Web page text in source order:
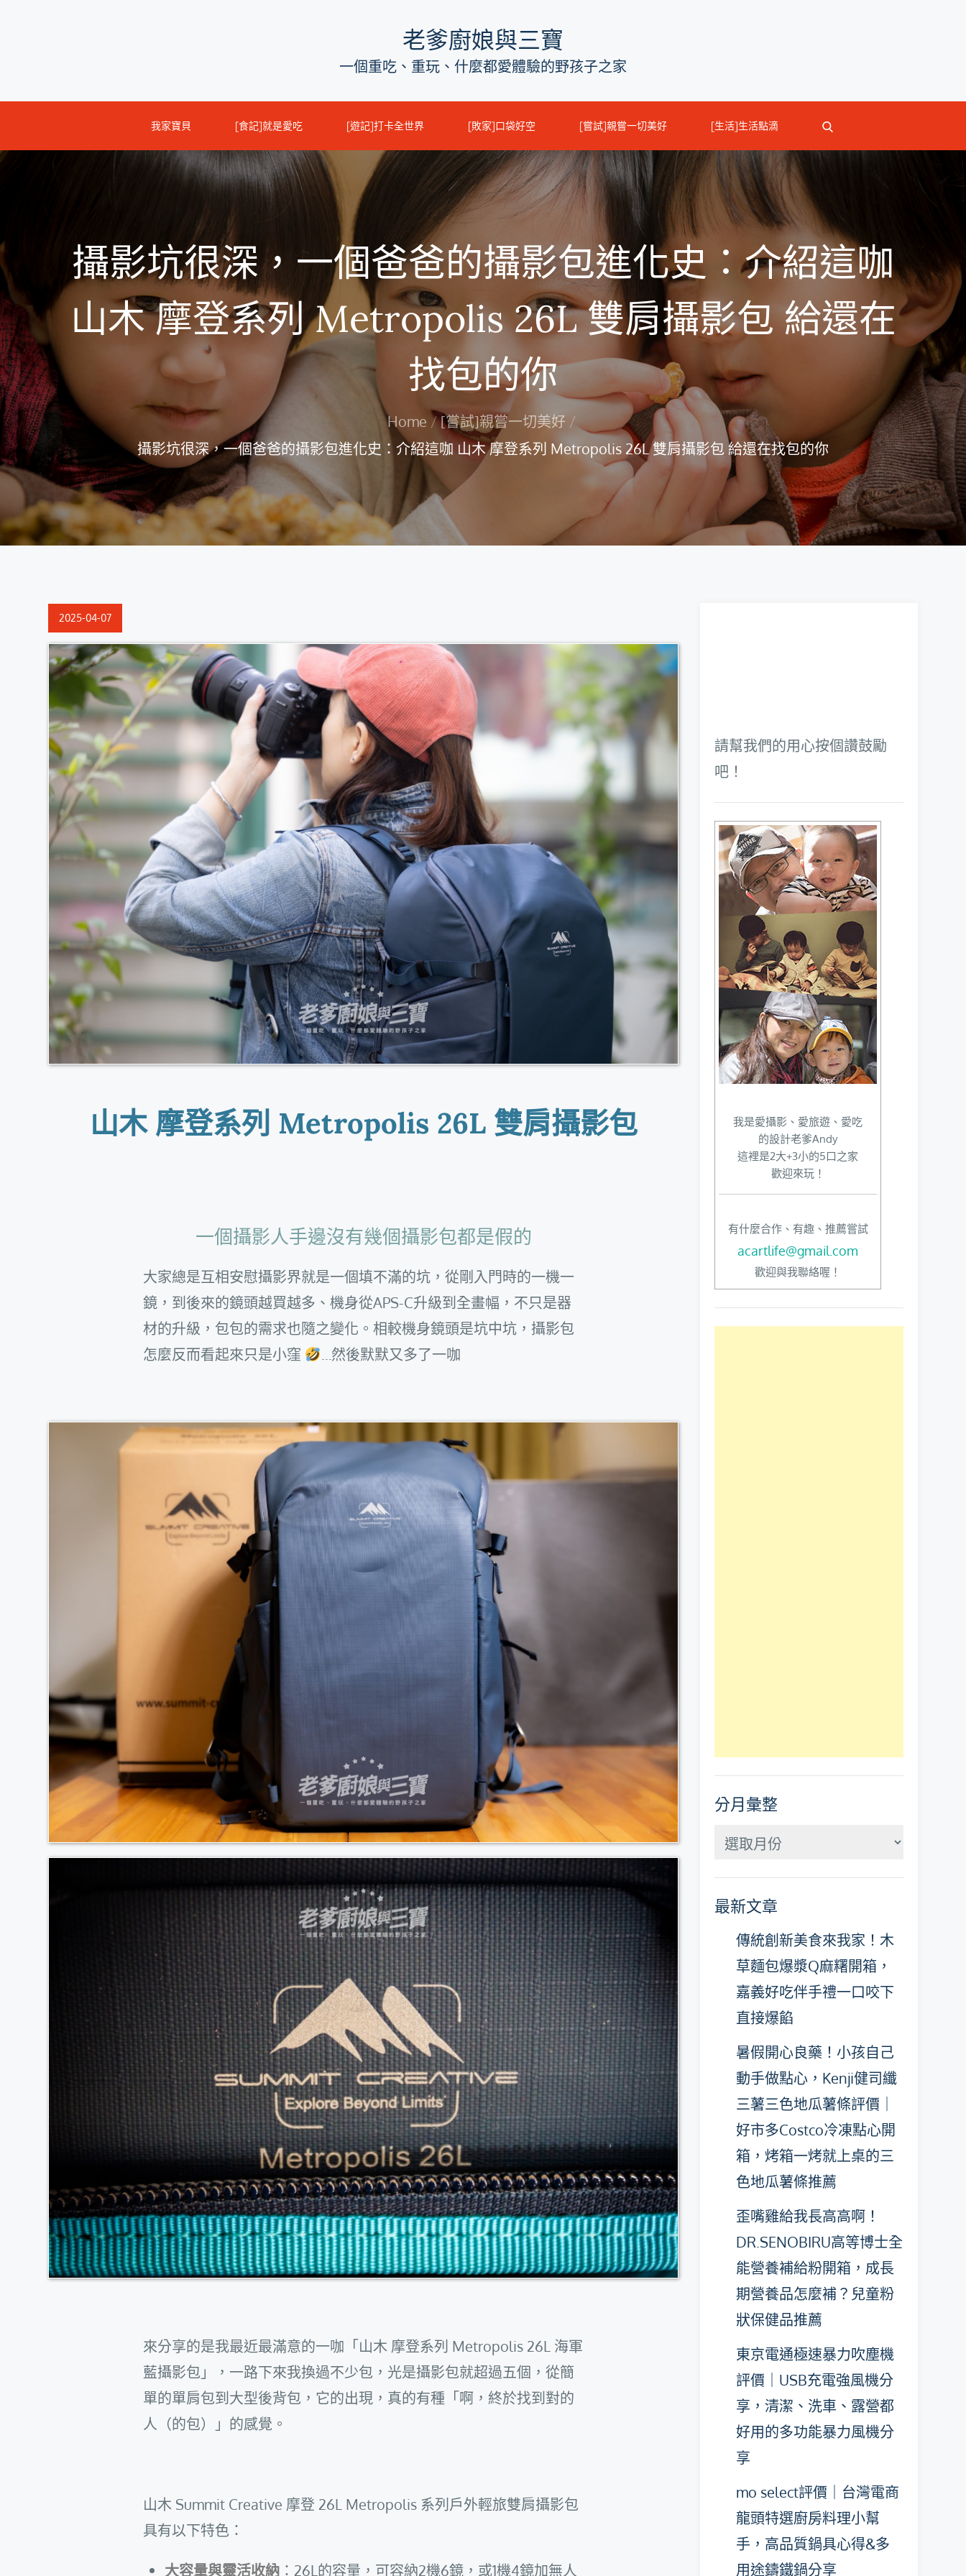
老爹廚娘與三寶
一個重吃、重玩、什麼都愛體驗的野孩子之家
我家寶貝 [食記]就是愛吃 [遊記]打卡全世界 [敗家]口袋好空 [嘗試]親嘗一切美好 [生活]生活點滴
攝影坑很深，一個爸爸的攝影包進化史：介紹這咖
山木 摩登系列 Metropolis 26L 雙肩攝影包 給還在
找包的你
Home
[嘗試]親嘗一切美好
攝影坑很深，一個爸爸的攝影包進化史：介紹這咖 山木 摩登系列 Metropolis 26L 雙肩攝影包 給還在找包的你
Posted
on
2025-04-07
山木 摩登系列 Metropolis 26L 雙肩攝影包
一個攝影人手邊沒有幾個攝影包都是假的
大家總是互相安慰攝影界就是一個填不滿的坑，從剛入門時的一機一
鏡，到後來的鏡頭越買越多、機身從APS-C升級到全畫幅，不只是器
材的升級，包包的需求也隨之變化。相較機身鏡頭是坑中坑，攝影包
怎麼反而看起來只是小窪
…然後默默又多了一咖
來分享的是我最近最滿意的一咖「山木 摩登系列 Metropolis 26L 海軍
藍攝影包」，一路下來我換過不少包，光是攝影包就超過五個，從簡
單的單肩包到大型後背包，它的出現，真的有種「啊，終於找到對的
人（的包）」的感覺。
山木 Summit Creative 摩登 26L Metropolis 系列戶外輕旅雙肩攝影包
具有以下特色：
大容量與靈活收納：26L的容量，可容納2機6鏡，或1機4鏡加無人
請幫我們的用心按個讚鼓勵
吧！
我是愛攝影、愛旅遊、愛吃
的設計老爹Andy
這裡是2大+3小的5口之家
歡迎來玩！
有什麼合作、有趣、推薦嘗試
acartlife@gmail.com
歡迎與我聯絡喔！
分月彙整
分
整
最新文章
傳統創新美食來我家！木
草麵包爆漿Q麻糬開箱，
嘉義好吃伴手禮一口咬下
直接爆餡
暑假開心良藥！小孩自己
動手做點心，Kenji健司纖
三薯三色地瓜薯條評價｜
好市多Costco冷凍點心開
箱，烤箱一烤就上桌的三
色地瓜薯條推薦
歪嘴雞給我長高高啊！
DR.SENOBIRU高等博士全
能營養補給粉開箱，成長
期營養品怎麼補？兒童粉
狀保健品推薦
東京電通極速暴力吹塵機
評價｜USB充電強風機分
享，清潔、洗車、露營都
好用的多功能暴力風機分
享
mo select評價｜台灣電商
龍頭特選廚房料理小幫
手，高品質鍋具心得&多
用途鑄鐵鍋分享